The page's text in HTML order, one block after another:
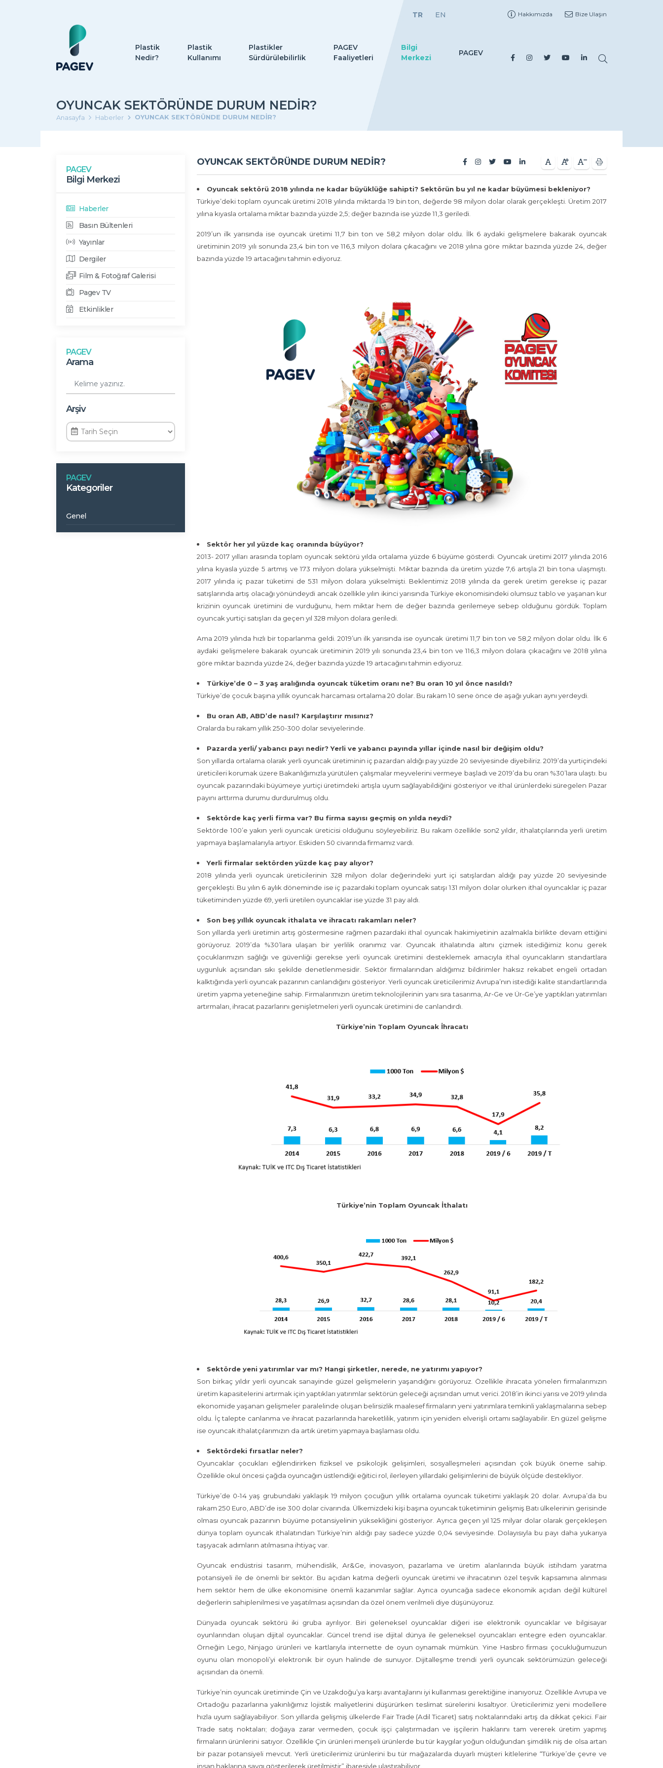
TR EN Hakkımızda Bize Ulaşın
Plastik
Nedir?
Plastik
Kullanımı
Plastikler
Sürdürülebilirlik
PAGEV
Faaliyetleri
Bilgi
Merkezi
PAGEV
OYUNCAK SEKTÖRÜNDE DURUM NEDİR?
Anasayfa Haberler OYUNCAK SEKTÖRÜNDE DURUM NEDİR?
PAGEV
Bilgi Merkezi
Haberler
Basın Bültenleri
Yayınlar
Dergiler
Film & Fotoğraf Galerisi
Pagev TV
Etkinlikler
PAGEV
Arama
Arşiv
PAGEV
Kategoriler
Genel
OYUNCAK SEKTÖRÜNDE DURUM NEDİR?
Oyuncak sektörü 2018 yılında ne kadar büyüklüğe sahipti? Sektörün bu yıl ne kadar büyümesi bekleniyor?
Türkiye’deki toplam oyuncak üretimi 2018 yılında miktarda 19 bin ton, değerde 98 milyon dolar olarak gerçekleşti. Üretim 2017
yılına kıyasla ortalama miktar bazında yüzde 2,5; değer bazında ise yüzde 11,3 geriledi.
2019’un ilk yarısında ise oyuncak üretimi 11,7 bin ton ve 58,2 milyon dolar oldu. İlk 6 aydaki gelişmelere bakarak oyuncak
üretiminin 2019 yılı sonunda 23,4 bin ton ve 116,3 milyon dolara çıkacağını ve 2018 yılına göre miktar bazında yüzde 24, değer
bazında yüzde 19 artacağını tahmin ediyoruz.
Sektör her yıl yüzde kaç oranında büyüyor?
2013- 2017 yılları arasında toplam oyuncak sektörü yılda ortalama yüzde 6 büyüme gösterdi. Oyuncak üretimi 2017 yılında 2016
yılına kıyasla yüzde 5 artmış ve 173 milyon dolara yükselmişti. Miktar bazında da üretim yüzde 7,6 artışla 21 bin tona ulaşmıştı.
2017 yılında iç pazar tüketimi de 531 milyon dolara yükselmişti. Beklentimiz 2018 yılında da gerek üretim gerekse iç pazar
satışlarında artış olacağı yönündeydi ancak özellikle yılın ikinci yarısında Türkiye ekonomisindeki olumsuz tablo ve yaşanan kur
krizinin oyuncak üretimini de vurduğunu, hem miktar hem de değer bazında gerilemeye sebep olduğunu gördük. Toplam
oyuncak yurtiçi satışları da geçen yıl 328 milyon dolara geriledi.
Ama 2019 yılında hızlı bir toparlanma geldi. 2019’un ilk yarısında ise oyuncak üretimi 11,7 bin ton ve 58,2 milyon dolar oldu. İlk 6
aydaki gelişmelere bakarak oyuncak üretiminin 2019 yılı sonunda 23,4 bin ton ve 116,3 milyon dolara çıkacağını ve 2018 yılına
göre miktar bazında yüzde 24, değer bazında yüzde 19 artacağını tahmin ediyoruz.
Türkiye’de 0 – 3 yaş aralığında oyuncak tüketim oranı ne? Bu oran 10 yıl önce nasıldı?
Türkiye’de çocuk başına yıllık oyuncak harcaması ortalama 20 dolar. Bu rakam 10 sene önce de aşağı yukarı aynı yerdeydi.
Bu oran AB, ABD’de nasıl? Karşılaştırır mısınız?
Oralarda bu rakam yıllık 250-300 dolar seviyelerinde.
Pazarda yerli/ yabancı payı nedir? Yerli ve yabancı payında yıllar içinde nasıl bir değişim oldu?
Son yıllarda ortalama olarak yerli oyuncak üretiminin iç pazardan aldığı pay yüzde 20 seviyesinde diyebiliriz. 2019’da yurtiçindeki
üreticileri korumak üzere Bakanlığımızla yürütülen çalışmalar meyvelerini vermeye başladı ve 2019’da bu oran %30’lara ulaştı. bu
oyuncak pazarındaki büyümeye yurtiçi üretimdeki artışla uyum sağlayabildiğini gösteriyor ve ithal ürünlerdeki süregelen Pazar
payını arttırma durumu durdurulmuş oldu.
Sektörde kaç yerli firma var? Bu firma sayısı geçmiş on yılda neydi?
Sektörde 100’e yakın yerli oyuncak üreticisi olduğunu söyleyebiliriz. Bu rakam özellikle son2 yıldır, ithalatçılarında yerli üretim
yapmaya başlamalarıyla artıyor. Eskiden 50 civarında firmamız vardı.
Yerli firmalar sektörden yüzde kaç pay alıyor?
2018 yılında yerli oyuncak üreticilerinin 328 milyon dolar değerindeki yurt içi satışlardan aldığı pay yüzde 20 seviyesinde
gerçekleşti. Bu yılın 6 aylık döneminde ise iç pazardaki toplam oyuncak satışı 131 milyon dolar olurken ithal oyuncaklar iç pazar
tüketiminden yüzde 69, yerli üretilen oyuncaklar ise yüzde 31 pay aldı.
Son beş yıllık oyuncak ithalata ve ihracatı rakamları neler?
Son yıllarda yerli üretimin artış göstermesine rağmen pazardaki ithal oyuncak hakimiyetinin azalmakla birlikte devam ettiğini
görüyoruz. 2019’da %30’lara ulaşan bir yerlilik oranımız var. Oyuncak ithalatında altını çizmek istediğimiz konu gerek
çocuklarımızın sağlığı ve güvenliği gerekse yerli oyuncak üretimini desteklemek amacıyla ithal oyuncakların standartlara
uygunluk açısından sıkı şekilde denetlenmesidir. Sektör firmalarından aldığımız bildirimler haksız rekabet engeli ortadan
kalktığında yerli oyuncak pazarının canlandığını gösteriyor. Yerli oyuncak üreticilerimiz Avrupa’nın istediği kalite standartlarında
üretim yapma yeteneğine sahip. Firmalarımızın üretim teknolojilerinin yanı sıra tasarıma, Ar-Ge ve Ür-Ge’ye yaptıkları yatırımları
artırmaları, ihracat pazarlarını genişletmeleri yerli oyuncak üretimini de canlandırdı.
Türkiye’nin Toplam Oyuncak İhracatı
Türkiye’nin Toplam Oyuncak İthalatı
Sektörde yeni yatırımlar var mı? Hangi şirketler, nerede, ne yatırımı yapıyor?
Son birkaç yıldır yerli oyuncak sanayinde güzel gelişmelerin yaşandığını görüyoruz. Özellikle ihracata yönelen firmalarımızın
üretim kapasitelerini artırmak için yaptıkları yatırımlar sektörün geleceği açısından umut verici. 2018’in ikinci yarısı ve 2019 yılında
ekonomide yaşanan gelişmeler paralelinde oluşan belirsizlik maalesef firmaların yeni yatırımlara temkinli yaklaşmalarına sebep
oldu. İç talepte canlanma ve ihracat pazarlarında hareketlilik, yatırım için yeniden elverişli ortamı sağlayabilir. En güzel gelişme
ise oyuncak ithalatçılarımızın da artık üretim yapmaya başlaması oldu.
Sektördeki fırsatlar neler?
Oyuncaklar çocukları eğlendirirken fiziksel ve psikolojik gelişimleri, sosyalleşmeleri açısından çok büyük öneme sahip.
Özellikle okul öncesi çağda oyuncağın üstlendiği eğitici rol, ilerleyen yıllardaki gelişimlerini de büyük ölçüde destekliyor.
Türkiye’de 0-14 yaş grubundaki yaklaşık 19 milyon çocuğun yıllık ortalama oyuncak tüketimi yaklaşık 20 dolar. Avrupa’da bu
rakam 250 Euro, ABD’de ise 300 dolar civarında. Ülkemizdeki kişi başına oyuncak tüketiminin gelişmiş Batı ülkelerinin gerisinde
olması oyuncak pazarının büyüme potansiyelinin yüksekliğini gösteriyor. Ayrıca geçen yıl 125 milyar dolar olarak gerçekleşen
dünya toplam oyuncak ithalatından Türkiye’nin aldığı pay sadece yüzde 0,04 seviyesinde. Dolayısıyla bu payı daha yukarıya
taşıyacak adımların atılmasına ihtiyaç var.
Oyuncak endüstrisi tasarım, mühendislik, Ar&Ge, inovasyon, pazarlama ve üretim alanlarında büyük istihdam yaratma
potansiyeli ile de önemli bir sektör. Bu açıdan katma değerli oyuncak üretimi ve ihracatının özel teşvik kapsamına alınması
hem sektör hem de ülke ekonomisine önemli kazanımlar sağlar. Ayrıca oyuncağa sadece ekonomik açıdan değil kültürel
değerlerin sahiplenilmesi ve yaşatılması açısından da özel önem verilmeli diye düşünüyoruz.
Dünyada oyuncak sektörü iki gruba ayrılıyor. Biri geleneksel oyuncaklar diğeri ise elektronik oyuncaklar ve bilgisayar
oyunlarından oluşan dijital oyuncaklar. Güncel trend ise dijital dünya ile geleneksel oyuncakları entegre eden oyuncaklar.
Örneğin Lego, Ninjago ürünleri ve kartlarıyla internette de oyun oynamak mümkün. Yine Hasbro firması çocukluğumuzun
oyunu olan monopoli’yi elektronik bir oyun halinde de sunuyor. Dijitalleşme trendi yerli oyuncak sektörümüzün geleceği
açısından da önemli.
Türkiye’nin oyuncak üretiminde Çin ve Uzakdoğu’ya karşı avantajlarını iyi kullanması gerektiğine inanıyoruz. Özellikle Avrupa ve
Ortadoğu pazarlarına yakınlığımız lojistik maliyetlerini düşürürken teslimat sürelerini kısaltıyor. Üreticilerimiz yeni modellere
hızla uyum sağlayabiliyor. Son yıllarda gelişmiş ülkelerde Fair Trade (Adil Ticaret) satış noktalarındaki artış da dikkat çekici. Fair
Trade satış noktaları; doğaya zarar vermeden, çocuk işçi çalıştırmadan ve işçilerin haklarını tam vererek üretim yapmış
firmaların ürünlerini satıyor. Özellikle Çin ürünleri menşeli ürünlerde bu tür kaygılar yoğun olduğundan şimdilik niş de olsa artan
bir pazar potansiyeli mevcut. Yerli üreticilerimiz ürünlerini bu tür mağazalarda duyarlı müşteri kitlelerine “Türkiye’de çevre ve
insan haklarına saygı gösterilerek üretilmiştir” ibaresiyle ulaştırabiliyor.